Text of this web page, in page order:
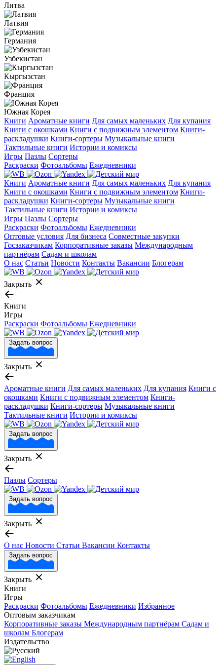
Литва
Латвия
Германия
Узбекистан
Кыргызстан
Франция
Южная Корея
Книги Ароматные книги Для самых маленьких Для купания
Книги с окошками Книги с подвижным элементом Книги-
раскладушки Книги-сортеры Музыкальные книги
Тактильные книги Истории и комиксы
Игры Пазлы Сортеры
Раскраски Фотоальбомы Ежедневники
Книги Ароматные книги Для самых маленьких Для купания
Книги с окошками Книги с подвижным элементом Книги-
раскладушки Книги-сортеры Музыкальные книги
Тактильные книги Истории и комиксы
Игры Пазлы Сортеры
Раскраски Фотоальбомы Ежедневники
Оптовые условия Для бизнеса Совместные закупки
Госзаказчикам Корпоративные заказы Международным
партнёрам Садам и школам
О нас Статьи Новости Контакты Вакансии Блогерам
Закрыть
Книги
Игры
Раскраски Фотоальбомы Ежедневники
Задать вопрос
Закрыть
Ароматные книги Для самых маленьких Для купания Книги с
окошками Книги с подвижным элементом Книги-
раскладушки Книги-сортеры Музыкальные книги
Тактильные книги Истории и комиксы
Задать вопрос
Закрыть
Пазлы Сортеры
Задать вопрос
Закрыть
О нас Новости Статьи Вакансии Контакты
Задать вопрос
Закрыть
Книги
Игры
Раскраски Фотоальбомы Ежедневники Избранное
Оптовым заказчикам
Корпоративные заказы Международным партнёрам Садам и
школам Блогерам
Издательство